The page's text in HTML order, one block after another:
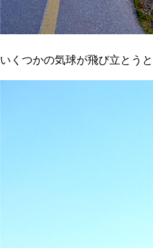
いくつかの気球が飛び立とう